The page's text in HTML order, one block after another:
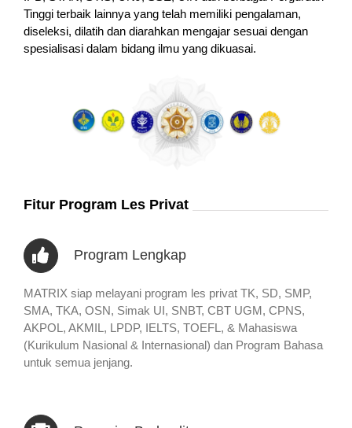
Tinggi terbaik lainnya yang telah memiliki pengalaman,
diseleksi, dilatih dan diarahkan mengajar sesuai dengan
spesialisasi dalam bidang ilmu yang dikuasai.
Fitur Program Les Privat
Program Lengkap
MATRIX siap melayani program les privat TK, SD, SMP,
SMA, TKA, OSN, Simak UI, SNBT, CBT UGM, CPNS,
AKPOL, AKMIL, LPDP, IELTS, TOEFL, & Mahasiswa
(Kurikulum Nasional & Internasional) dan Program Bahasa
untuk semua jenjang.